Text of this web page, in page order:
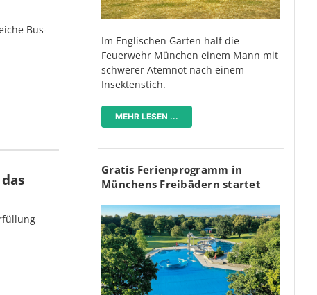
Bus-
Im Englischen Garten half die
Feuerwehr München einem Mann mit
schwerer Atemnot nach einem
Insektenstich.
MEHR LESEN ...
Gratis Ferienprogramm in
Münchens Freibädern startet